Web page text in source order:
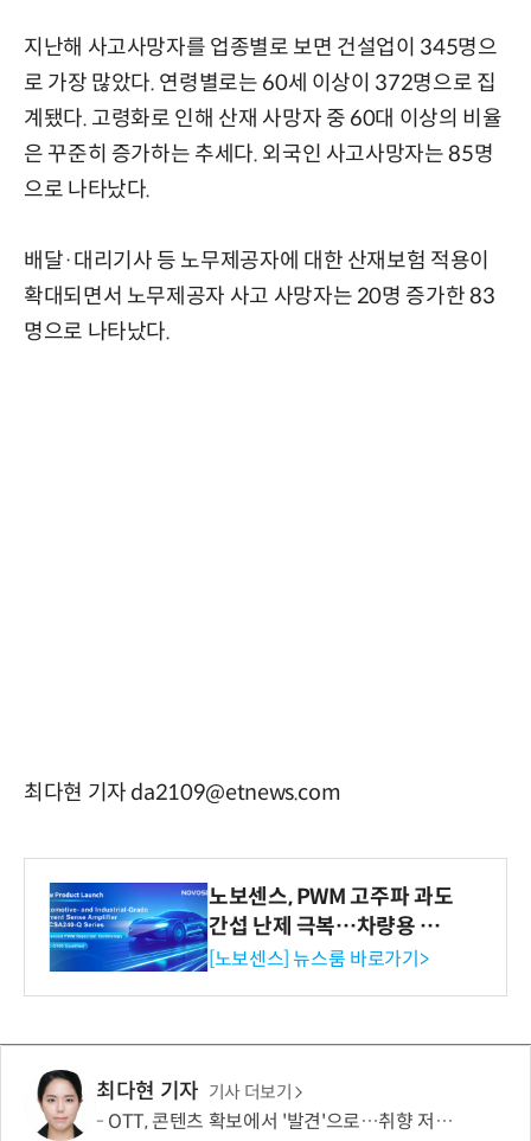
지난해 사고사망자를 업종별로 보면 건설업이 345명으
로 가장 많았다. 연령별로는 60세 이상이 372명으로 집
계됐다. 고령화로 인해 산재 사망자 중 60대 이상의 비율
은 꾸준히 증가하는 추세다. 외국인 사고사망자는 85명
으로 나타났다.
배달·대리기사 등 노무제공자에 대한 산재보험 적용이
확대되면서 노무제공자 사고 사망자는 20명 증가한 83
명으로 나타났다.
최다현 기자 da2109@etnews.com
노보센스, PWM 고주파 과도
간섭 난제 극복…차량용 전
류 감지 증폭기
[노보센스] 뉴스룸 바로가기>
최다현 기자 기사 더보기
OTT, 콘텐츠 확보에서 '발견'으로…취향 저격이 이탈 막는다